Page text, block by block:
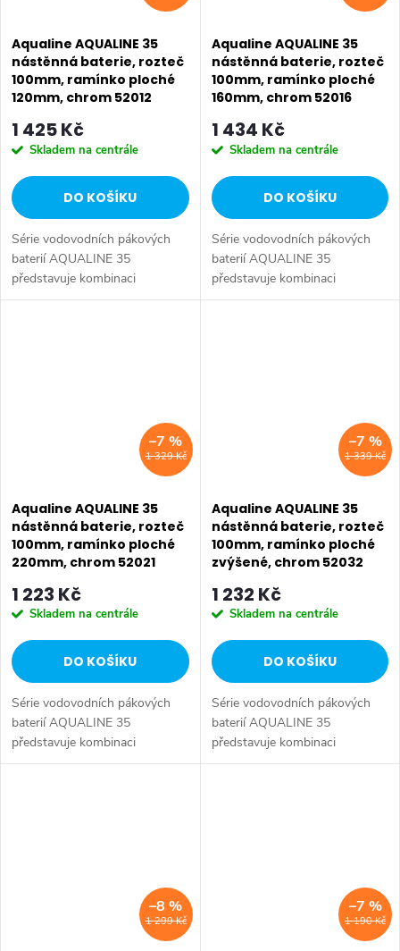
Aqualine AQUALINE 35
nástěnná baterie, rozteč
100mm, ramínko ploché
120mm, chrom 52012
1 425 Kč
Skladem na centrále
DO KOŠÍKU
Série vodovodních pákových
baterií AQUALINE 35
představuje kombinaci
tradičního jednoduchého
Aqualine AQUALINE 35
nástěnná baterie, rozteč
100mm, ramínko ploché
160mm, chrom 52016
1 434 Kč
Skladem na centrále
DO KOŠÍKU
Série vodovodních pákových
baterií AQUALINE 35
představuje kombinaci
tradičního jednoduchého
1 329 Kč
–7 %
Aqualine AQUALINE 35
nástěnná baterie, rozteč
100mm, ramínko ploché
220mm, chrom 52021
1 223 Kč
Skladem na centrále
DO KOŠÍKU
Série vodovodních pákových
baterií AQUALINE 35
představuje kombinaci
tradičního jednoduchého
1 339 Kč
–7 %
Aqualine AQUALINE 35
nástěnná baterie, rozteč
100mm, ramínko ploché
zvýšené, chrom 52032
1 232 Kč
Skladem na centrále
DO KOŠÍKU
Série vodovodních pákových
baterií AQUALINE 35
představuje kombinaci
tradičního jednoduchého
1 299 Kč
–8 %
1 190 Kč
–7 %